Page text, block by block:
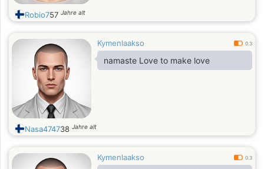
Robio757 Jahre alt
Kymenlaakso 0.3
namaste Love to make love
Nasa474738 Jahre alt
Kymenlaakso 0.3